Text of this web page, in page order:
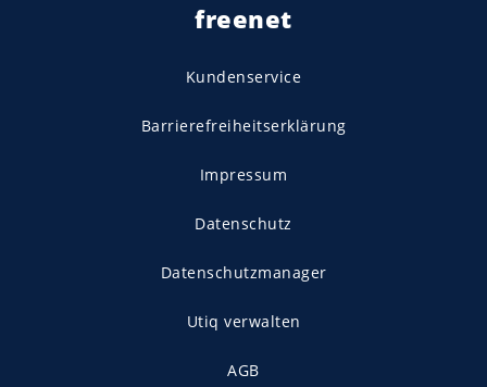
freenet
Kundenservice
Barrierefreiheitserklärung
Impressum
Datenschutz
Datenschutzmanager
Utiq verwalten
AGB